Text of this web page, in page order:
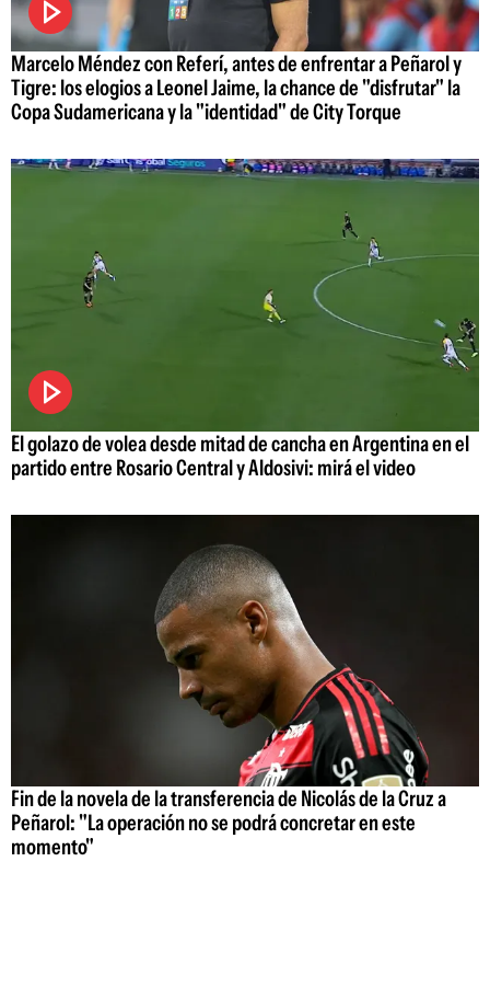
Marcelo Méndez con Referí, antes de enfrentar a Peñarol y
Tigre: los elogios a Leonel Jaime, la chance de "disfrutar" la
Copa Sudamericana y la "identidad" de City Torque
El golazo de volea desde mitad de cancha en Argentina en el
partido entre Rosario Central y Aldosivi: mirá el video
Fin de la novela de la transferencia de Nicolás de la Cruz a
Peñarol: "La operación no se podrá concretar en este
momento"